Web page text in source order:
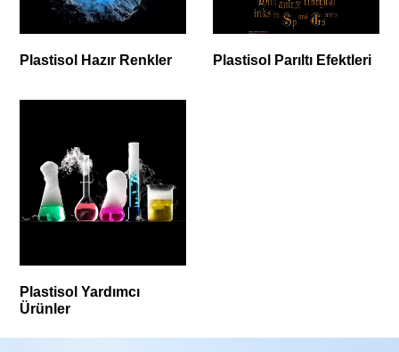
Plastisol Hazır Renkler Plastisol Parıltı Efektleri
Plastisol Yardımcı
Ürünler